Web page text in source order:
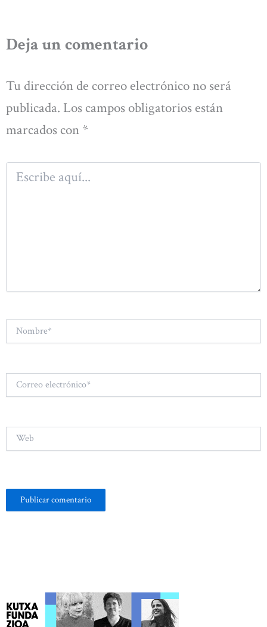
Deja un comentario
Tu dirección de correo electrónico no será
publicada. Los campos obligatorios están
marcados con *
Escribe
aquí...
Nombre*
Correo
electrónico*
Web